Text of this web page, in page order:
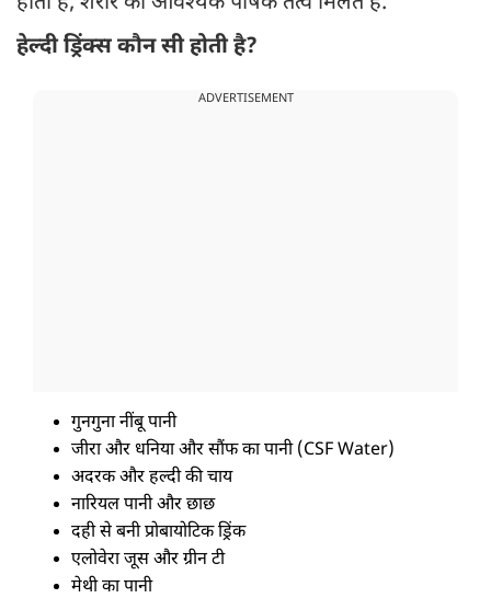
हेल्दी ड्रिंक्स कौन सी होती है?
ADVERTISEMENT
गुनगुना नींबू पानी
जीरा और धनिया और सौंफ का पानी (CSF Water)
अदरक और हल्दी की चाय
नारियल पानी और छाछ
दही से बनी प्रोबायोटिक ड्रिंक
एलोवेरा जूस और ग्रीन टी
मेथी का पानी